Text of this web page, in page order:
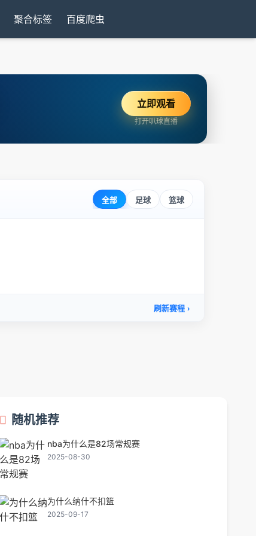
聚合标签 百度爬虫
立即观看
打开叭球直播
随机推荐
nba为什么是82场常规赛
2025-08-30
为什么纳什不扣篮
2025-09-17